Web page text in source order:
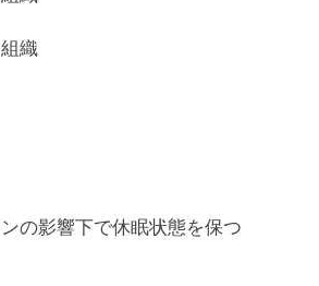
織
の影響下で休眠状態を保つ